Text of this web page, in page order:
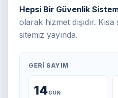
Hepsi Bir Güvenlik
olarak hizmet dışıdır.
sitemiz yayında.
GERI SAYIM
14GÜN